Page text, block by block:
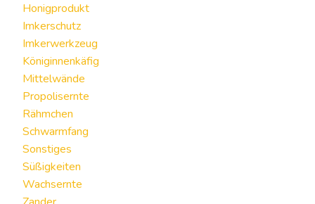
Honigprodukt
Imkerschutz
Imkerwerkzeug
Königinnenkäfig
Mittelwände
Propolisernte
Rähmchen
Schwarmfang
Sonstiges
Süßigkeiten
Wachsernte